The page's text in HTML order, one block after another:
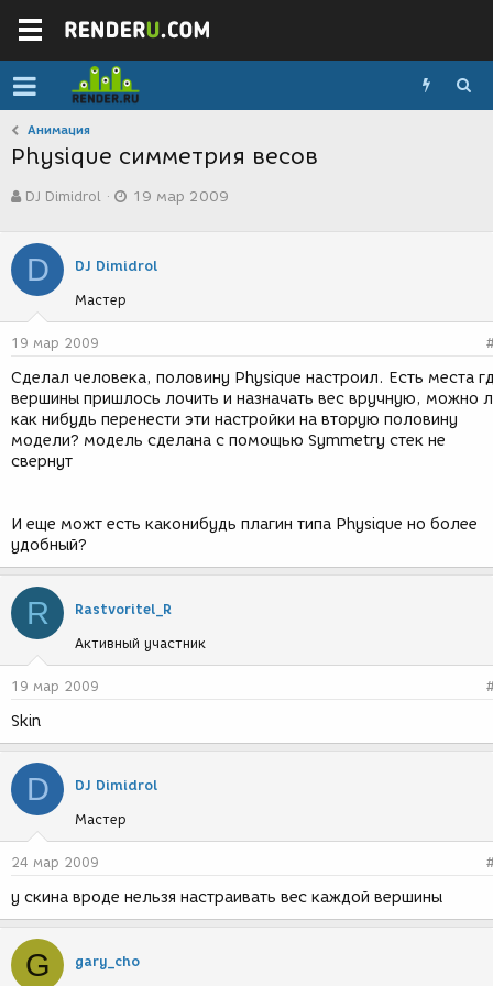
Анимация
Physique симметрия весов
в
о
р
т
е
м
ы
DJ Dimidrol
а
с
д
и
я
19 мар 2009
D DJ Dimidrol
Мастер
19 мар 2009
Сделал человека, половину Physique настроил. Есть места
вершины пришлось лочить и назначать вес вручную, можно
как нибудь перенести эти настройки на вторую половину
модели? модель сделана с помощью Symmetry стек не
свернут
И еще можт есть каконибудь плагин типа Physique но более
удобный?
R Rastvoritel_R
Активный участник
19 мар 2009
Skin
D DJ Dimidrol
Мастер
24 мар 2009
у скина вроде нельзя настраивать вес каждой вершины
G gary_cho